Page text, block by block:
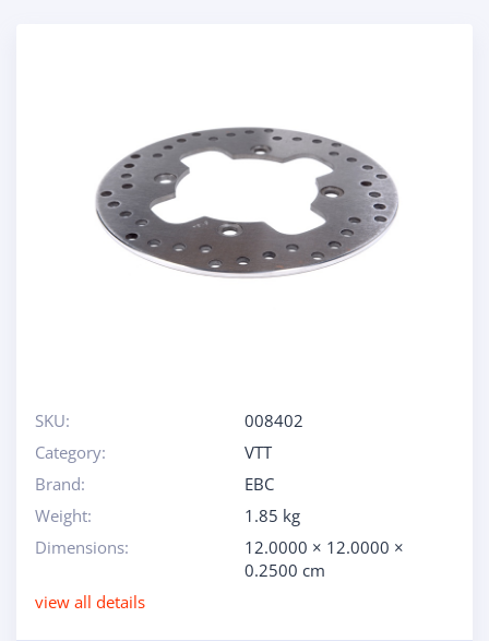
SKU:
008402
Category:
VTT
Brand:
EBC
Weight:
1.85 kg
Dimensions:
12.0000 × 12.0000 ×
0.2500 cm
view all details